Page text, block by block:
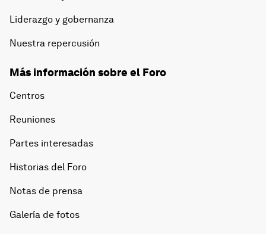
Liderazgo y gobernanza
Nuestra repercusión
Más información sobre el Foro
Centros
Reuniones
Partes interesadas
Historias del Foro
Notas de prensa
Galería de fotos